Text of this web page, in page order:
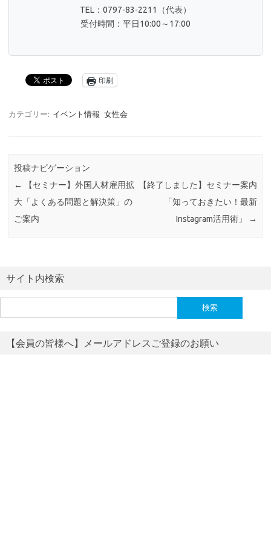
TEL：0797-83-2211（代表）
受付時間：平日10:00～17:00
印刷
カテゴリー: イベント情報 女性会
投稿ナビゲーション
←
【セミナー】外国人材雇用拡
大「よくある問題と解決策」の
ご案内
【終了しました】セミナー案内
「知っておきたい！最新
Instagram活用術」
→
サイト内検索
索:
【会員の皆様へ】メールアドレスご登録のお願い